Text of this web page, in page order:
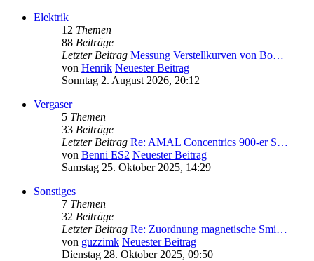
Elektrik
12 Themen
88 Beiträge
Letzter Beitrag Messung Verstellkurven von Bo…
von Henrik Neuester Beitrag
Sonntag 2. August 2026, 20:12
Vergaser
5 Themen
33 Beiträge
Letzter Beitrag Re: AMAL Concentrics 900-er S…
von Benni ES2 Neuester Beitrag
Samstag 25. Oktober 2025, 14:29
Sonstiges
7 Themen
32 Beiträge
Letzter Beitrag Re: Zuordnung magnetische Smi…
von guzzimk Neuester Beitrag
Dienstag 28. Oktober 2025, 09:50